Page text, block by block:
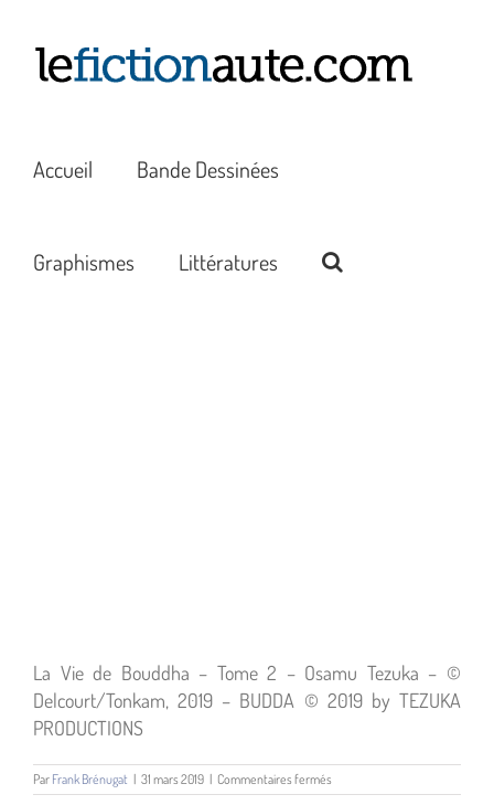
contenu
Accueil Bande Dessinées
Graphismes Littératures
La Vie de Bouddha – Tome 2 – Osamu Tezuka – ©
Delcourt/Tonkam, 2019 – BUDDA © 2019 by TEZUKA
PRODUCTIONS
Par Frank Brénugat | 31 mars 2019 | Commentaires fermés
04